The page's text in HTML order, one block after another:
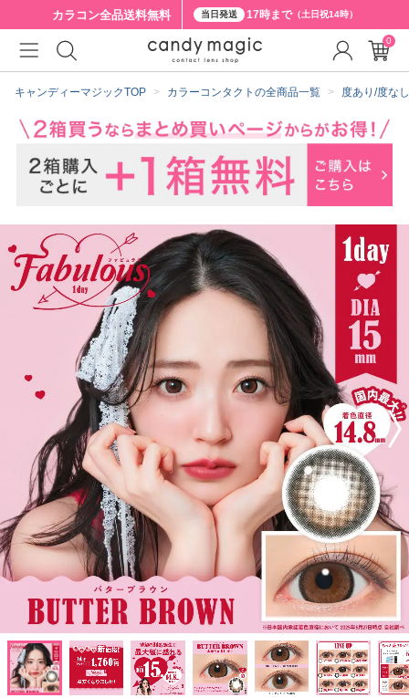
カラコン全品送料無料 当日発送 17時まで（土日祝14時）
キャンディーマジックTOP カラーコンタクトの全商品一覧 度あり/度な
0
クーポン詳細